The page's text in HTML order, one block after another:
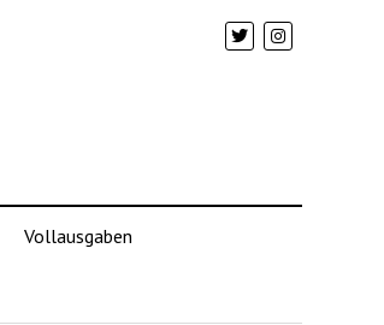
Vollausgaben